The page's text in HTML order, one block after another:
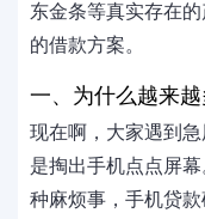
东金条等真实存在
的借款方案。
一、为什么越来
现在啊，大家遇到
是掏出手机点点屏
种麻烦事，手机贷